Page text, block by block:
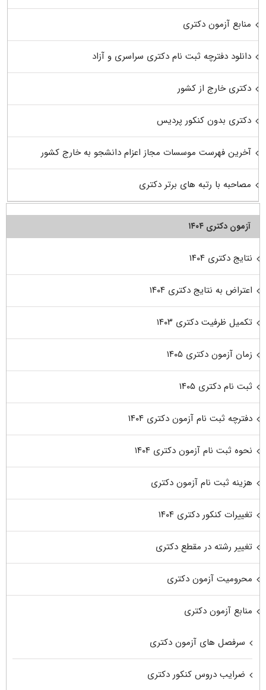
منابع آزمون دکتری
دانلود دفترچه ثبت نام دکتری سراسری و آزاد
دکتری خارج از کشور
دکتری بدون کنکور پردیس
آخرین فهرست موسسات مجاز اعزام دانشجو به خارج کشور
مصاحبه با رتبه های برتر دکتری
آزمون دکتری ۱۴۰۴
نتایج دکتری ۱۴۰۴
اعتراض به نتایج دکتری ۱۴۰۴
تکمیل ظرفیت دکتری ۱۴۰۳
زمان آزمون دکتری ۱۴۰۵
ثبت نام دکتری ۱۴۰۵
دفترچه ثبت نام آزمون دکتری ۱۴۰۴
نحوه ثبت نام آزمون دکتری ۱۴۰۴
هزینه ثبت نام آزمون دکتری
تغییرات کنکور دکتری ۱۴۰۴
تغییر رشته در مقطع دکتری
محرومیت آزمون دکتری
منابع آزمون دکتری
سرفصل های آزمون دکتری
ضرایب دروس کنکور دکتری